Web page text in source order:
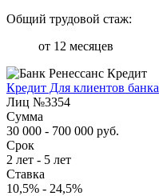
Общий трудовой стаж:
от 12 месяцев
Кредит Для клиентов банка
Лиц №3354
Сумма
30 000 - 700 000 руб.
Срок
2 лет - 5 лет
Ставка
10,5% - 24,5%